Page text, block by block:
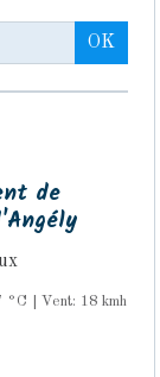
OK
de
| Vent: 18 kmh